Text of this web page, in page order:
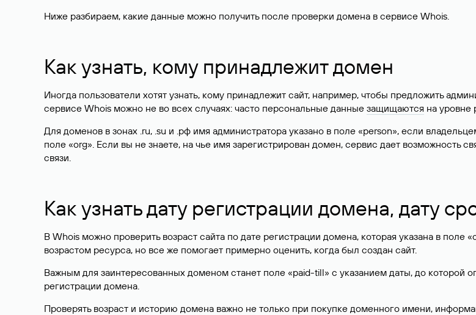
Ниже разбираем, какие данные можно получить после проверки домена в сервисе Whois.
Как узнать, кому принадлежит домен
Иногда пользователи хотят узнать, кому принадлежит сайт, например, чтобы предложить
сервисе Whois можно не во всех случаях: часто персональные данные защищаются на уровне
Для доменов в зонах .ru, .su и .рф имя администратора указано в поле «person», если
поле «org». Если вы не знаете, на чье имя зарегистрирован домен, сервис дает возможность
связи.
Как узнать дату регистрации домена, дату
В Whois можно проверить возраст сайта по дате регистрации домена, которая указана в поле
возрастом ресурса, но все же помогает примерно оценить, когда был создан сайт.
Важным для заинтересованных доменом станет поле «paid-till» с указанием даты, до которой
регистрации домена.
Проверять возраст и историю домена важно не только при покупке доменного имени,